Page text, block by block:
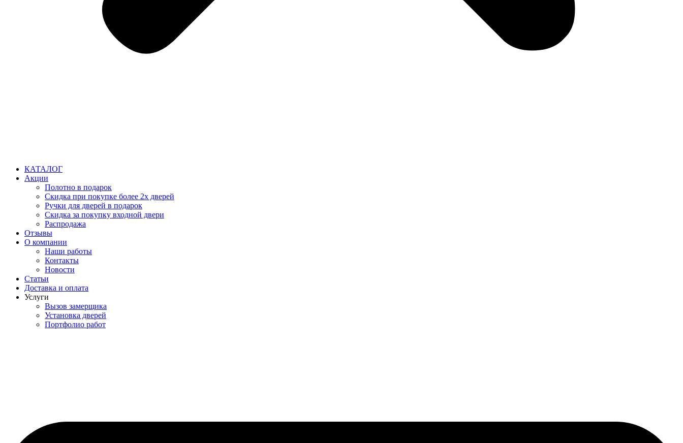
КАТАЛОГ
Акции
Полотно в подарок
Скидка при покупке более 2х дверей
Ручки для дверей в подарок
Скидка за покупку входной двери
Распродажа
Отзывы
О компании
Наши работы
Контакты
Новости
Статьи
Доставка и оплата
Услуги
Вызов замерщика
Установка дверей
Портфолио работ